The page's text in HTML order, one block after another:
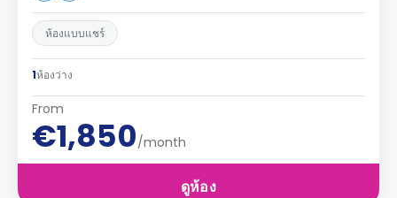
ห้องแบบแชร์
1ห้องว่าง
From
€1,850/month
ดูห้อง